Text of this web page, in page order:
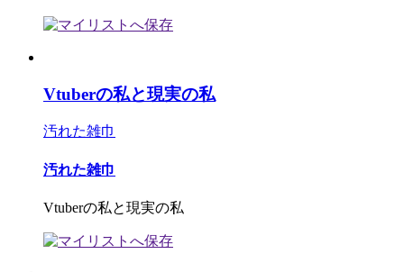
Vtuberの私と現実の私
汚れた雑巾
汚れた雑巾
Vtuberの私と現実の私